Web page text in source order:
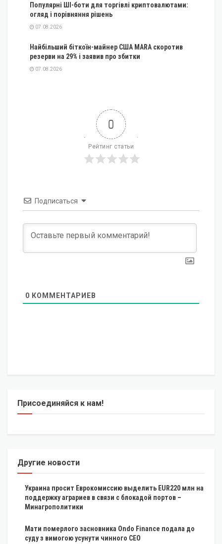
Популярні ШІ-боти для торгівлі криптовалютами:
огляд і порівняння рішень
07.08.2026
Найбільший біткоїн-майнер США MARA скоротив
резерви на 29% і заявив про збитки
07.08.2026
0
Рейтинг статьи
Подписаться
0 КОММЕНТАРИЕВ
Присоединяйся к нам!
Другие новости
Украина просит Еврокомиссию выделить EUR220 млн на
поддержку аграриев в связи с блокадой портов –
Минагрополитики
Мати померлого засновника Ondo Finance подала до
суду з вимогою усунути чинного CEO